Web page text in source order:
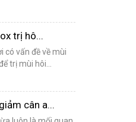
trị hô...
có vấn đề về mùi
trị mùi hôi...
cân a...